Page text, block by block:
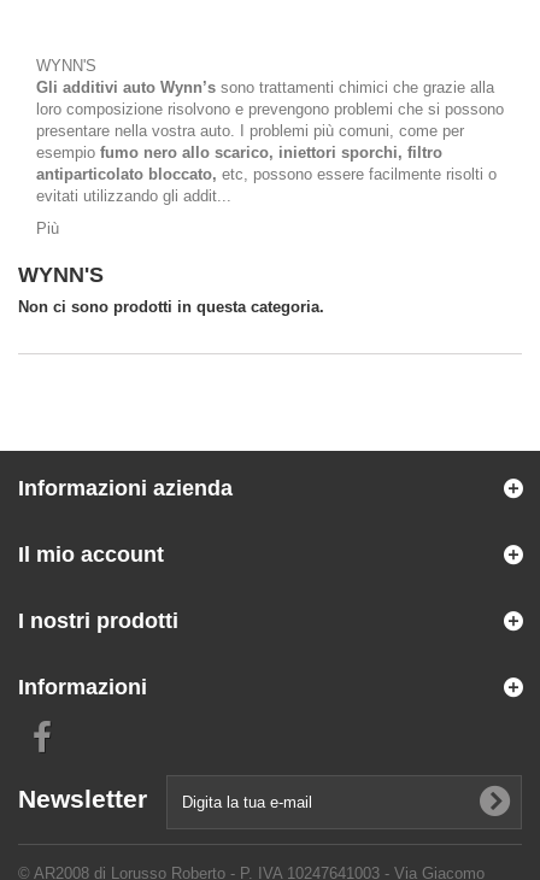
WYNN'S
Gli additivi auto Wynn’s sono trattamenti chimici che grazie alla
loro composizione risolvono e prevengono problemi che si possono
presentare nella vostra auto. I problemi più comuni, come per
esempio fumo nero allo scarico, iniettori sporchi, filtro
antiparticolato bloccato, etc, possono essere facilmente risolti o
evitati utilizzando gli addit...
Più
WYNN'S
Non ci sono prodotti in questa categoria.
Informazioni azienda
Il mio account
I nostri prodotti
Informazioni
© AR2008 di Lorusso Roberto - P. IVA 10247641003 - Via Giacomo
Newsletter